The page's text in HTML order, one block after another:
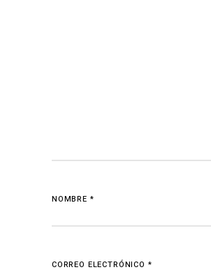
NOMBRE *
CORREO ELECTRÓNICO *